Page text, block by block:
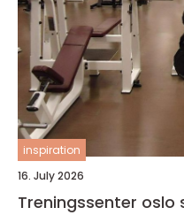
inspiration
16. July 2026
Treningssenter oslo slik finner du senteret